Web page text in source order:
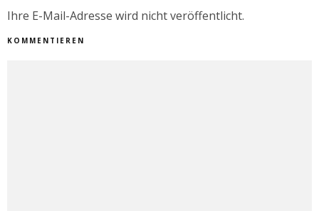
Ihre E-Mail-Adresse wird nicht veröffentlicht.
KOMMENTIEREN